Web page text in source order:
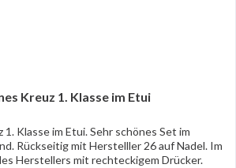
Kreuz 1. Klasse im Etui
1. Klasse im Etui. Sehr schönes Set im
Rückseitig mit Herstelller 26 auf Nadel. Im
Herstellers mit rechteckigem Drücker.